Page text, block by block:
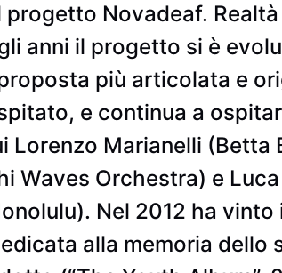
Novadeaf.
anni il progetto si è
più articolata e
e continua a
Lorenzo Marianelli
Waves Orchestra) e
Nel 2012 ha
alla memoria